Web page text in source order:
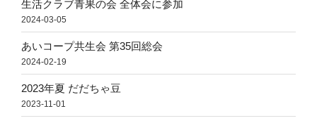
生活クラブ青果の会 全体会に参加
2024-03-05
あいコープ共生会 第35回総会
2024-02-19
2023年夏 だだちゃ豆
2023-11-01